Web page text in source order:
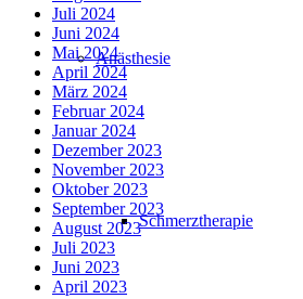
Anästhesie
Schmerztherapie
Juli 2024
Juni 2024
Mai 2024
April 2024
März 2024
Februar 2024
Januar 2024
Dezember 2023
November 2023
Oktober 2023
September 2023
August 2023
Juli 2023
Juni 2023
April 2023